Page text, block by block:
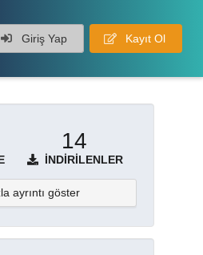
Giriş Yap Kayıt Ol
14
İNDIRILENLER
ayrıntı göster